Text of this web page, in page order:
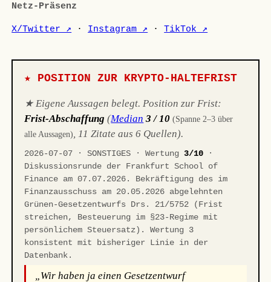
Netz-Präsenz
X/Twitter ↗ · Instagram ↗ ·TikTok ↗
★ POSITION ZUR KRYPTO-HALTEFRIST
★ Eigene Aussagen belegt. Position zur Frist:
Frist-Abschaffung (Median 3 / 10 (Spanne 2–3 über
alle Aussagen), 11 Zitate aus 6 Quellen).
2026-07-07 · SONSTIGES · Wertung3/10 ·
Diskussionsrunde der Frankfurt School of
Finance am 07.07.2026. Bekräftigung des im
Finanzausschuss am 20.05.2026 abgelehnten
Grünen-Gesetzentwurfs Drs. 21/5752 (Frist
streichen, Besteuerung im §23-Regime mit
persönlichem Steuersatz). Wertung 3
konsistent mit bisheriger Linie in der
Datenbank.
„Wir haben ja einen Gesetzentwurf